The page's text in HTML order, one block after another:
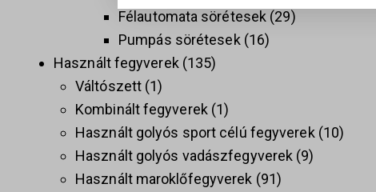
Félautomata sörétesek 29
Pumpás sörétesek 16
Használt fegyverek 135
Váltószett 1
Kombinált fegyverek 1
Használt golyós sport célú fegyverek 10
Használt golyós vadászfegyverek 9
Használt maroklőfegyverek 91